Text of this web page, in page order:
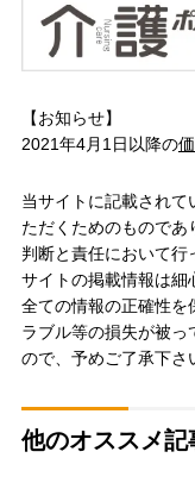
【お知らせ】
2021年4月1日以降の
当サイトに記載され
ただくためのもので
判断と責任において行
サイトの掲載情報は細
全ての情報の正確性を
ラブル等の損失が被っ
ので、予めご了承下さ
他のオススメ記